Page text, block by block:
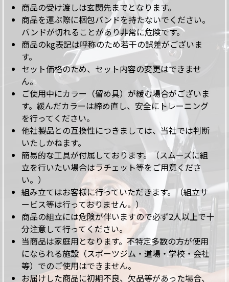
商品の受け渡しは玄関先までとなります。
商品を運ぶ際に梱包バンドを持たないでください。
バンドが切れることがあり非常に危険です。
商品のkg表記は呼称のため若干の誤差がございま
す。
セット価格のため、セット内容の変更はできませ
ん。
ご使用中にカラー（留め具）が緩む場合がございま
す。緩んだカラーは締め直し、安全にトレーニング
を行ってください。
他社製品との互換性につきましては、当社では判断
いたしかねます。
簡易的な工具が付属しております。（スムーズに組
立を行いたい場合はラチェット等をご用意くださ
い。）
組み立てはお客様に行っていただきます。（組立サ
ービス等は行っておりません。）
商品の組立には危険が伴いますので必ず2人以上で十
分注意して行ってください。
当商品は家庭用となります。不特定多数の方が使用
になられる施設（スポーツジム・道場・学校・会社
等）でのご使用はできません。
お届けした商品に初期不良、欠品等があった場合、